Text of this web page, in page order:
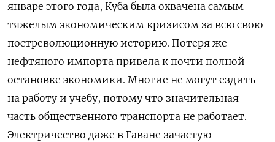
январе этого года, Куба была охвачена самым
тяжелым экономическим кризисом за всю свою
постреволюционную историю. Потеря же
нефтяного импорта привела к почти полной
остановке экономики. Многие не могут ездить
на работу и учебу, потому что значительная
часть общественного транспорта не работает.
Электричество даже в Гаване зачастую